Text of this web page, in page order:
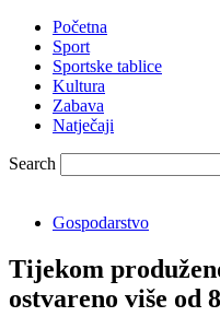
Početna
Sport
Sportske tablice
Kultura
Zabava
Natječaji
Search
Gospodarstvo
Tijekom
ostvareno više od